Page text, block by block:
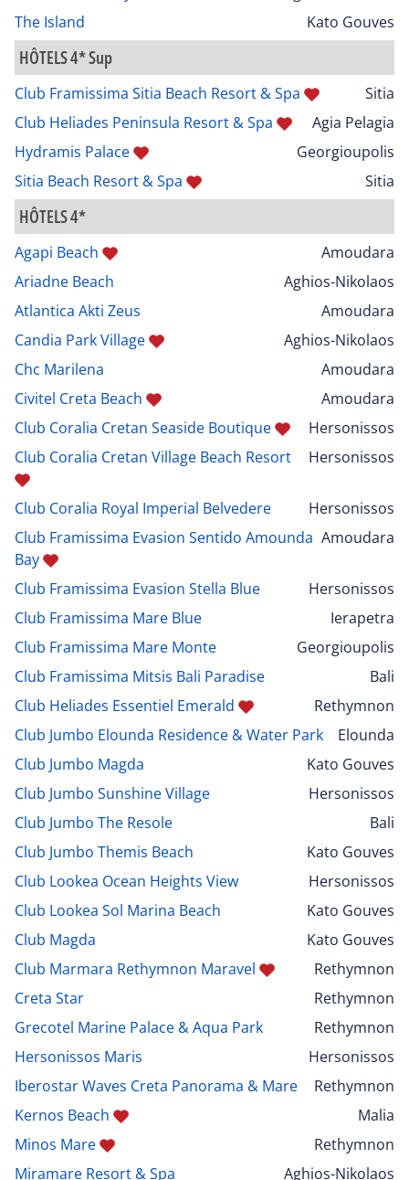
The Island
Kato Gouves
HÔTELS 4* Sup
Club Framissima Sitia Beach Resort & Spa
Sitia
Club Heliades Peninsula Resort & Spa
Agia Pelagia
Hydramis Palace
Georgioupolis
Sitia Beach Resort & Spa
Sitia
HÔTELS 4*
Agapi Beach
Amoudara
Ariadne Beach
Aghios-Nikolaos
Atlantica Akti Zeus
Amoudara
Candia Park Village
Aghios-Nikolaos
Chc Marilena
Amoudara
Civitel Creta Beach
Amoudara
Club Coralia Cretan Seaside Boutique
Hersonissos
Club Coralia Cretan Village Beach Resort
Hersonissos
Club Coralia Royal Imperial Belvedere
Hersonissos
Club Framissima Evasion Sentido Amounda
Bay
Amoudara
Club Framissima Evasion Stella Blue
Hersonissos
Club Framissima Mare Blue
Ierapetra
Club Framissima Mare Monte
Georgioupolis
Club Framissima Mitsis Bali Paradise
Bali
Club Heliades Essentiel Emerald
Rethymnon
Club Jumbo Elounda Residence & Water Park
Elounda
Club Jumbo Magda
Kato Gouves
Club Jumbo Sunshine Village
Hersonissos
Club Jumbo The Resole
Bali
Club Jumbo Themis Beach
Kato Gouves
Club Lookea Ocean Heights View
Hersonissos
Club Lookea Sol Marina Beach
Kato Gouves
Club Magda
Kato Gouves
Club Marmara Rethymnon Maravel
Rethymnon
Creta Star
Rethymnon
Grecotel Marine Palace & Aqua Park
Rethymnon
Hersonissos Maris
Hersonissos
Iberostar Waves Creta Panorama & Mare
Rethymnon
Kernos Beach
Malia
Minos Mare
Rethymnon
Miramare Resort & Spa
Aghios-Nikolaos